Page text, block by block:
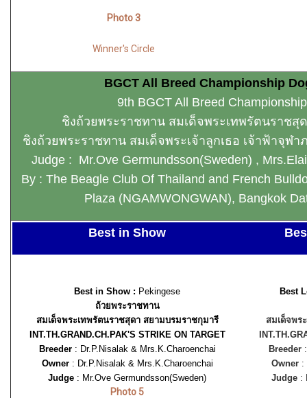
Photo 3
Winner's Circle
BGCT All Breed Championship
9th BGCT All Breed
ชิงถ้วยพระราชทาน สมเด็จพระเทพรัตนราชสุ
ชิงถ้วยพระราชทาน สมเด็จพระเจ้าลูกเธอ เจ้าฟ้าจุ
Judge : Mr.Ove Germundsson(Sweden) ,
By : The Beagle Club Of Thailand and French
Plaza (NGAMWONGWAN), Bangkok
Best in Show
Best in Show : Pekingese
ถ้วยพระราชทาน
สมเด็จพระเทพรัตนราชสุดา สยามบรมราชกุมารี
INT.TH.GRAND.CH.PAK'S STRIKE ON TARGET
Breeder : Dr.P.Nisalak & Mrs.K.Charoenchai
Owner : Dr.P.Nisalak & Mrs.K.Charoenchai
Judge : Mr.Ove Germundsson(Sweden)
Photo 5
Best
สมเด็จพร
Breeder:
Owner :
Judge :